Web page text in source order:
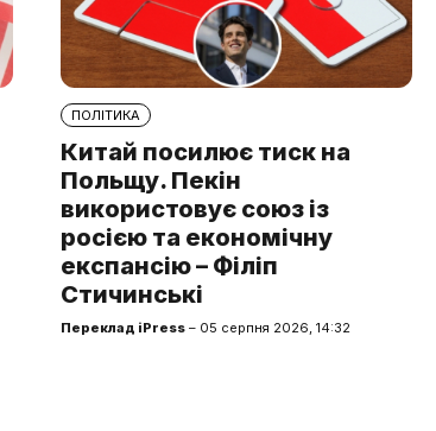
ПОЛІТИКА
Китай посилює тиск на
Польщу. Пекін
використовує союз із
росією та економічну
експансію – Філіп
Стичинські
Переклад iPress – 05 серпня 2026, 14:32